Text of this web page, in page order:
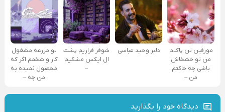
مورفین تن پاکتم
من تو خشخاش
باشی چه خاکتم
من –
دلبر وحید عباسی
شوفر فراریم پشت
ال ایکس مشکیم
–
تو مزرعه مشغول
کار و شخمم اگر که
محصول نمیده به
من چه –
دیدگاه خود را بگذارید